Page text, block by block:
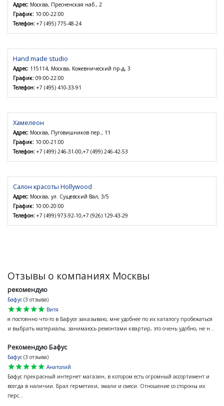
Адрес: Москва, Пресненская наб., 2
График: 10:00-22:00
Телефон: +7 (495) 775-48-24
Hand made studio
Адрес: 115114, Москва, Кожевнический пр-д, 3
График: 09:00-22:00
Телефон: +7 (495) 410-33-91
Хамелеон
Адрес: Москва, Пуговишников пер., 11
График: 10:00-21:00
Телефон: +7 (499) 246-31-00,+7 (499) 246-42-53
Салон красоты Hollywood
Адрес: Москва, ул. Сущевский Вал, 3/5
График: 10:00-20:00
Телефон: +7 (499) 973-92-10,+7 (926) 129-43-29
Отзывы о компаниях Москвы
рекомендую
Бафус (3 отзыва)
star
star
star
star
star
Витя
я постоянно что-то в Бафусе заказываю, мне удобнее по их каталогу пробежаться
и выбрать материалы, занимаюсь ремонтами квартир, это очень удобно, не н...
Рекомендую Бафус
Бафус (3 отзыва)
star
star
star
star
star
Анатолий
Бафус прекрасный интернет магазин, в котором есть огромный ассортимент и
всегда в наличии. Брал герметики, эмали и смеси. Отношение со стороны их
перс...